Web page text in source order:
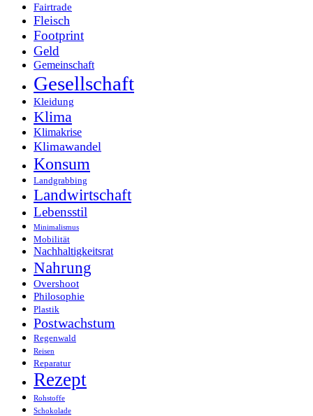
Fairtrade
Fleisch
Footprint
Geld
Gemeinschaft
Gesellschaft
Kleidung
Klima
Klimakrise
Klimawandel
Konsum
Landgrabbing
Landwirtschaft
Lebensstil
Minimalismus
Mobilität
Nachhaltigkeitsrat
Nahrung
Overshoot
Philosophie
Plastik
Postwachstum
Regenwald
Reisen
Reparatur
Rezept
Rohstoffe
Schokolade